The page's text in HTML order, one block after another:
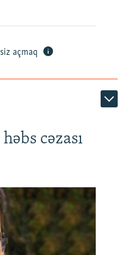
açmaq
cəzası